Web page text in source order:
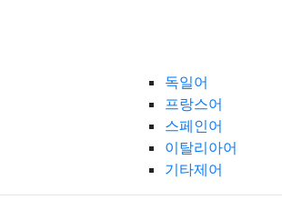
독일어
프랑스어
스페인어
이탈리아어
기타제어